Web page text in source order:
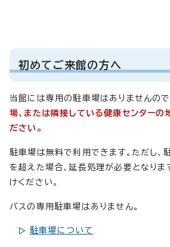
初めてご来館の方へ
当館には専用の駐車場はありませんので
場、または隣接している健康センターの
ださい。
駐車場は無料で利用できます。ただし
を超えた場合、延長処理が必要となりま
けください。
バスの専用駐車場はありません。
駐車場について